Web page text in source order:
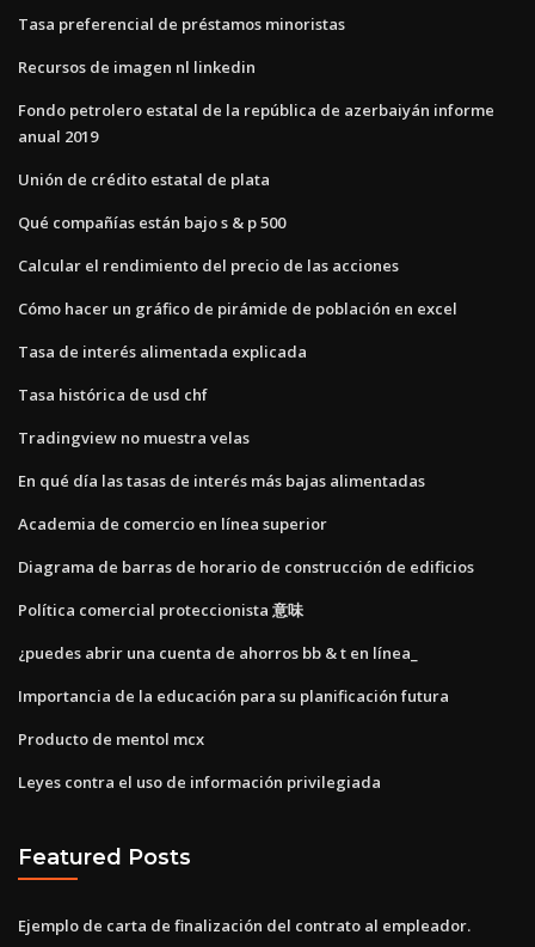
Tasa preferencial de préstamos minoristas
Recursos de imagen nl linkedin
Fondo petrolero estatal de la república de azerbaiyán informe
anual 2019
Unión de crédito estatal de plata
Qué compañías están bajo s & p 500
Calcular el rendimiento del precio de las acciones
Cómo hacer un gráfico de pirámide de población en excel
Tasa de interés alimentada explicada
Tasa histórica de usd chf
Tradingview no muestra velas
En qué día las tasas de interés más bajas alimentadas
Academia de comercio en línea superior
Diagrama de barras de horario de construcción de edificios
Política comercial proteccionista 意味
¿puedes abrir una cuenta de ahorros bb & t en línea_
Importancia de la educación para su planificación futura
Producto de mentol mcx
Leyes contra el uso de información privilegiada
Featured Posts
Ejemplo de carta de finalización del contrato al empleador.